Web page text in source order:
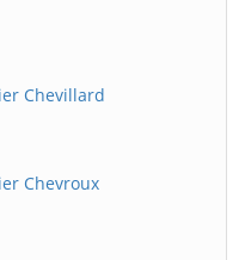
Chevillard
Chevroux